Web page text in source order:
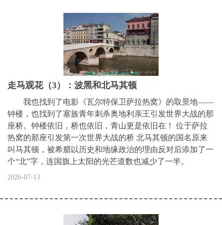
走马观花（3）：波黑和北马其顿
我也找到了电影《瓦尔特保卫萨拉热窝》的取景地——
钟楼，也找到了塞族青年刺杀奥地利亲王引发世界大战的那
座桥。钟楼依旧，桥也依旧，青山更是依旧在！ 位于萨拉
热窝的那座引发第一次世界大战的桥 北马其顿的国名原来
叫马其顿，被希腊以历史和地缘政治的理由反对后添加了一
个“北”字，连国旗上太阳的光芒道数也减少了一半。
2026-07-13